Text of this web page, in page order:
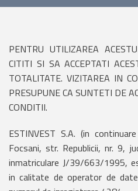
PENTRU UTILIZAREA
CITITI SI SA ACCEPTATI
TOTALITATE. VIZITAREA IN
PRESUPUNE CA SUNTETI DE
CONDITII.
ESTINVEST S.A. (in
Focsani, str. Republicii, nr. 9,
inmatriculare J/39/663/1995,
in calitate de operator de